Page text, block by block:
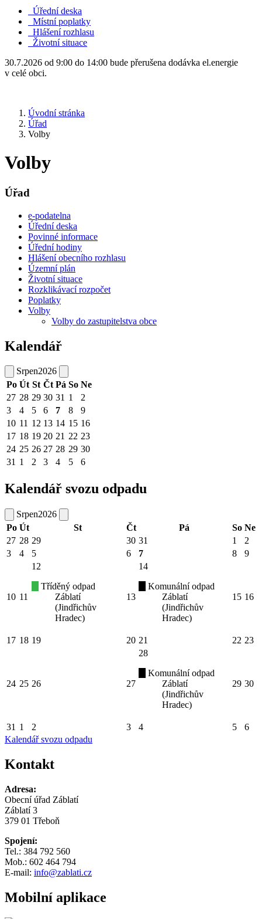
Úřední deska
Místní poplatky
Hlášení rozhlasu
Životní situace
30.7.2026 od 9:00 do 14:00 bude přerušena dodávka el.energie
v celé obci.
Úvodní stránka
Úřad
Volby
Volby
Úřad
e-podatelna
Úřední deska
Povinné informace
Úřední hodiny
Hlášení obecního rozhlasu
Územní plán
Životní situace
Rozklikávací rozpočet
Poplatky
Volby
Volby do zastupitelstva obce
Kalendář
Srpen2026
Po Út St Čt Pá So Ne
27 28 29 30 31 1
2
3
4 5 6 7 8
9
10 11 12 13 14 15 16
17 18 19 20 21 22 23
24 25 26 27 28 29 30
31 1 2 3 4 5 6
Kalendář svozu odpadu
Srpen2026
Po Út St Čt Pá So Ne
27 28 29 30 31 1
2
3
4 5 6 7 8 9
10 11
12
Tříděný odpad
Záblatí
(Jindřichův
Hradec)
13
14
Komunální odpad
Záblatí
(Jindřichův
Hradec)
15 16
17 18 19 20 21 22 23
24 25 26 27
28
Komunální odpad
Záblatí
(Jindřichův
Hradec)
29 30
31 1 2 3 4 5
6
Kalendář svozu odpadu
Kontakt
Adresa:
Obecní úřad Záblatí
Záblatí 3
379 01 Třeboň
Spojení:
Tel.: 384 792 560
Mob.: 602 464 794
E-mail: info@zablati.cz
Mobilní aplikace